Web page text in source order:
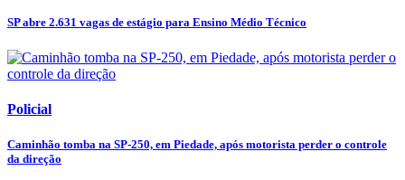
SP abre 2.631 vagas de estágio para Ensino Médio Técnico
Policial
Caminhão tomba na SP-250, em Piedade, após motorista perder o controle
da direção